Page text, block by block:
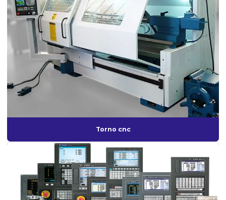
Motor spindle cnc
Motor spindle preço
Reforma de máquinas cnc
Reforma de máquinas operatrizes
Retrofit cnc
Retrofit de máquinas
Revendedor de motor spindle
Robô cnc
Robô de paletização
Torno cnc